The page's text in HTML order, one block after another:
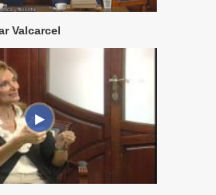
Valcarcel